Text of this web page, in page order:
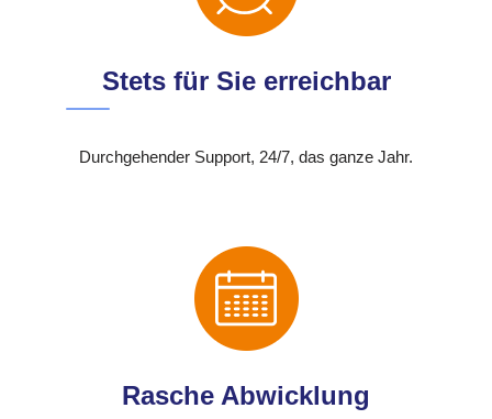
Stets für Sie erreichbar
Durchgehender Support, 24/7, das ganze Jahr.
Rasche Abwicklung